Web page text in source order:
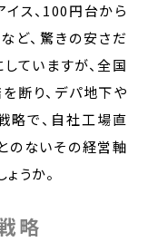
ス、100円台から
ど、驚きの安さだ
ていますが、全国
断り、デパ地下や
略で、自社工場直
のないその経営軸
うか。
略